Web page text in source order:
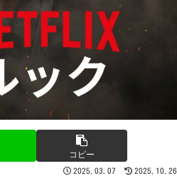
コピー
2025.03.07 2025.10.26